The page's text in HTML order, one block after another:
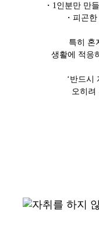
・1인분만 만
・피곤
특히 혼
생활에 적응
‘반드시
오히려